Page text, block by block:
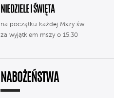
NIEDZIELE I ŚWIĘTA
na początku każdej Mszy św.
za wyjątkiem mszy o 15.30
NABOŻEŃSTWA